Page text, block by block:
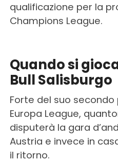
qualificazione per la
Champions League.
Quando si
Bull Salisburgo
Forte del suo
Europa League,
disputerà la gara
Austria e invece in
il ritorno.